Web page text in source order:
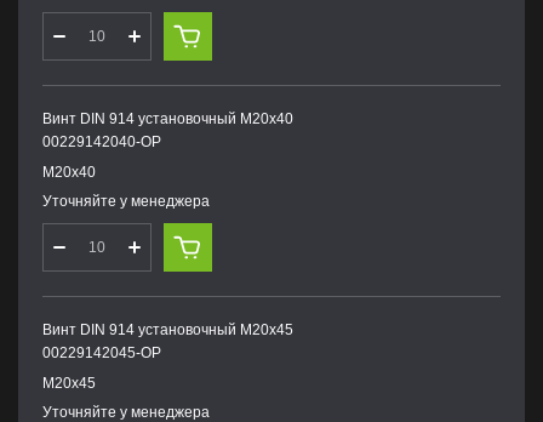
Винт DIN 914 установочный М20х40
00229142040-OP
М20х40
Уточняйте у менеджера
Винт DIN 914 установочный М20х45
00229142045-OP
М20х45
Уточняйте у менеджера